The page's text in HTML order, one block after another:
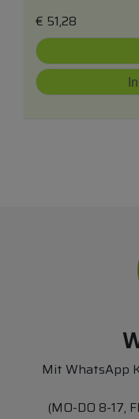
€ 51,28
Mit WhatsApp
(MO-DO 8-17,